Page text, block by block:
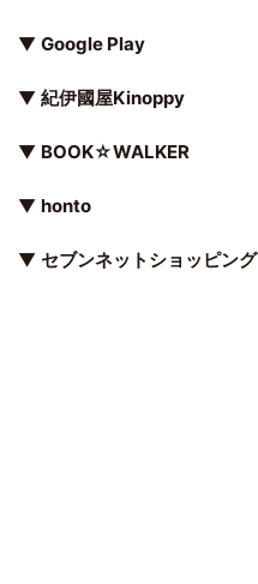
▼ Google Play
▼ 紀伊國屋Kinoppy
▼ BOOK☆WALKER
▼ honto
▼ セブンネットショッピング